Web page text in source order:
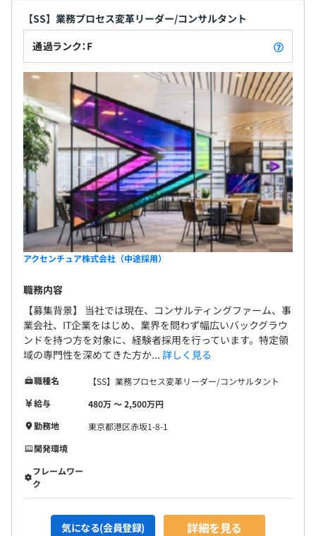
【SS】業務プロセス変革リーダー/コンサルタント
通過ランク：F
アクセンチュア株式会社（中途採用）
職務内容
【募集背景】 当社では現在、コンサルティングファーム、事
業会社、IT企業をはじめ、業界を問わず幅広いバックグラウ
ンドを持つ方を対象に、経験者採用を行っています。特定領
域の専門性を深めてきた方か... 詳しく見る
職種名
【SS】業務プロセス変革リーダー/コンサルタント
給与
480万 〜 2,500万円
勤務地
東京都港区赤坂1-8-1
開発環境
フレームワー
ク
気になる(会員登録) 詳細を見る